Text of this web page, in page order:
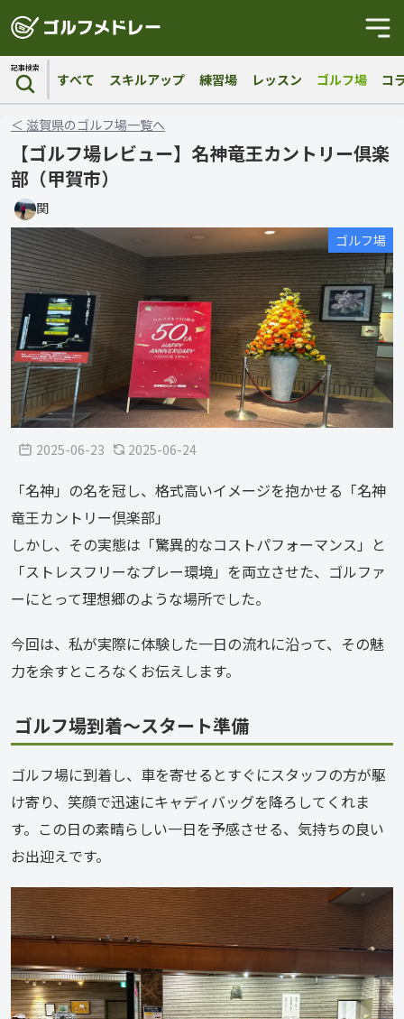
記事検索
すべて スキルアップ 練習場 レッスン ゴルフ場 コ
＜ 滋賀県の ゴルフ場一覧へ
【ゴルフ場レビュー】名神竜王カントリー倶楽
部（甲賀市）
関
ゴルフ場
2025-06-23 2025-06-24
「名神」の名を冠し、格式高いイメージを抱かせる「名神
竜王カントリー倶楽部」
しかし、その実態は「驚異的なコストパフォーマンス」と
「ストレスフリーなプレー環境」を両立させた、ゴルファ
ーにとって理想郷のような場所でした。
今回は、私が実際に体験した一日の流れに沿って、その魅
力を余すところなくお伝えします。
ゴルフ場到着～スタート準備
ゴルフ場に到着し、車を寄せるとすぐにスタッフの方が駆
け寄り、笑顔で迅速にキャディバッグを降ろしてくれま
す。この日の素晴らしい一日を予感させる、気持ちの良い
お出迎えです。